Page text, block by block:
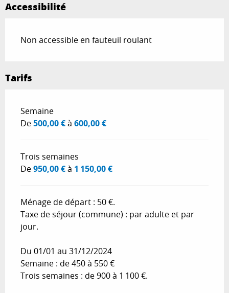
Accessibilité
Non accessible en fauteuil roulant
Tarifs
Tarifs 2026
Semaine
De500,00 €à 600,00 €
Trois semaines
De950,00 €à 1 150,00 €
Ménage de départ : 50 €.
Taxe de séjour (commune) : par adulte et par
jour.
Du 01/01 au 31/12/2024
Semaine : de 450 à 550 €
Trois semaines : de 900 à 1 100 €.